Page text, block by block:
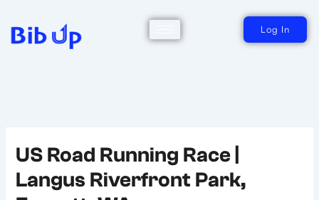
contenido
Log In
US Road Running Race |
Langus Riverfront Park,